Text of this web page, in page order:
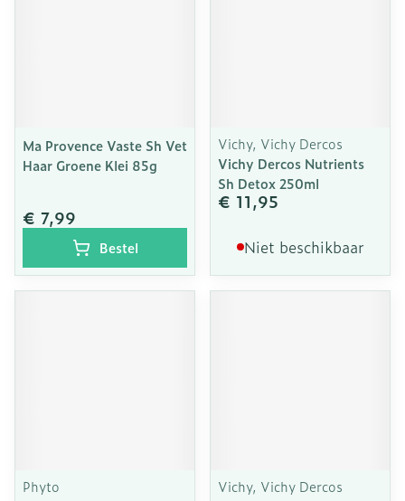
Ma Provence Vaste Sh Vet
Haar Groene Klei 85g
€ 7,99
Bestel
Vichy, Vichy Dercos
Vichy Dercos Nutrients
Sh Detox 250ml
€ 11,95
Niet beschikbaar
Phyto
Vichy, Vichy Dercos